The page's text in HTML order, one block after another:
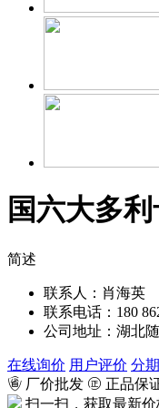
国六大多
简述
联系人：肖海英
联系电话：180
公司地址：湖北
在线询价 用户评价 分
厂价批发
正品保
扫一扫，获取最新价